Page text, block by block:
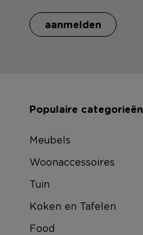
aanmelden
Populaire categorieën
Meubels
Woonaccessoires
Tuin
Koken en Tafelen
Food